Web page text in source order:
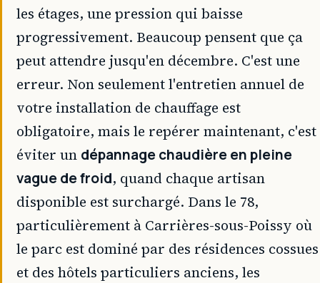
les étages, une pression qui baisse
progressivement. Beaucoup pensent que ça
peut attendre jusqu'en décembre. C'est une
erreur. Non seulement l'entretien annuel de
votre installation de chauffage est
obligatoire, mais le repérer maintenant, c'est
éviter un dépannage chaudière en pleine
vague de froid, quand chaque artisan
disponible est surchargé. Dans le 78,
particulièrement à Carrières-sous-Poissy où
le parc est dominé par des résidences cossues
et des hôtels particuliers anciens, les